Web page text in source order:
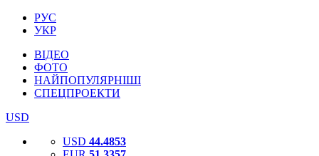
РУС
УКР
ВІДЕО
ФОТО
НАЙПОПУЛЯРНІШІ
СПЕЦПРОЕКТИ
USD
USD 44.4853